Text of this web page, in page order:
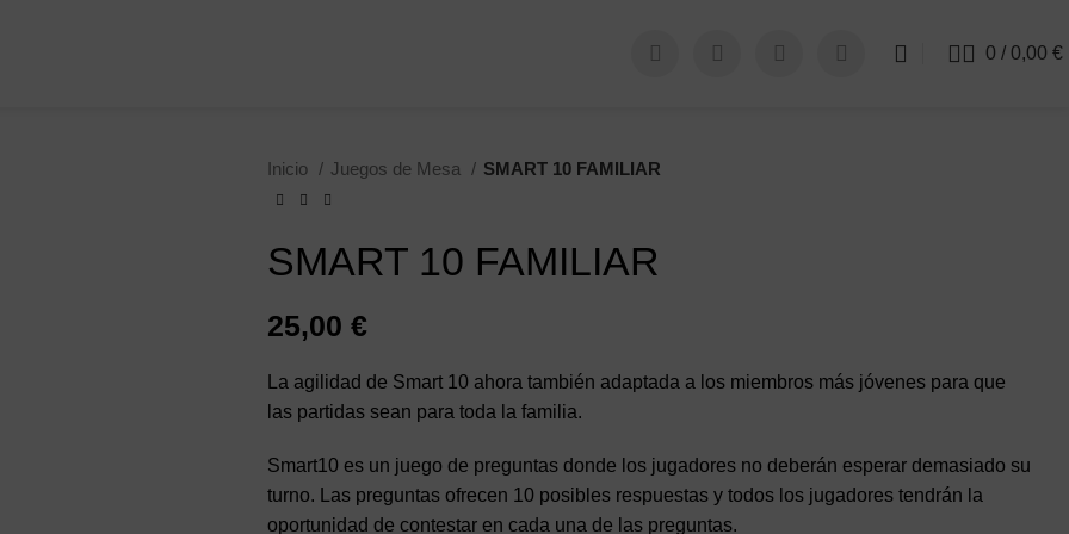
0 / 0,00 €
Inicio Juegos de Mesa SMART 10 FAMILIAR
SMART 10 FAMILIAR
25,00 €
La agilidad de Smart 10 ahora también adaptada a los miembros más jóvenes para que
las partidas sean para toda la familia.
Smart10 es un juego de preguntas donde los jugadores no deberán esperar demasiado su
turno. Las preguntas ofrecen 10 posibles respuestas y todos los jugadores tendrán la
oportunidad de contestar en cada una de las preguntas.